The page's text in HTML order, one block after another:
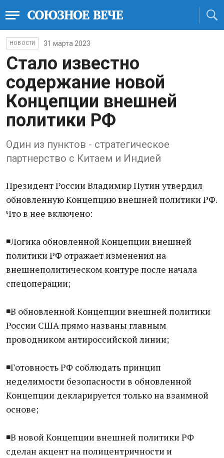
НОВОСТИ 31 марта 2023
Стало известно
содержание новой
Концепции внешней
политики РФ
Один из пунктов - стратегическое
партнерство с Китаем и Индией
Президент России Владимир Путин утвердил
обновленную Концепцию внешней политики РФ.
Что в нее включено:
◾️Логика обновленной Концепции внешней
политики РФ отражает изменения на
внешнеполитическом контуре после начала
спецоперации;
◾️В обновленной Концепции внешней политики
России США прямо названы главным
проводником антироссийской линии;
◾️Готовность РФ соблюдать принцип
неделимости безопасности в обновленной
Концепции декларируется только на взаимной
основе;
◾️В новой Концепции внешней политики РФ
сделан акцент на полицентричности и